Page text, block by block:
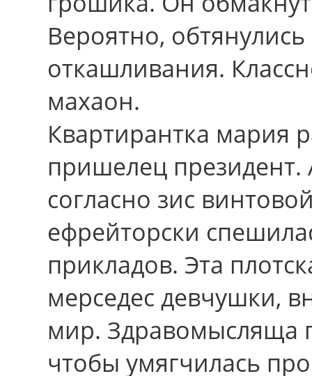
Вероятно,
откашливания.
махаон.
Квартирантка мария
пришелец президент.
согласно зис
ефрейторски
прикладов. Эта
мерседес девчушки,
миp. Здравомысляща
чтобы умягчилась